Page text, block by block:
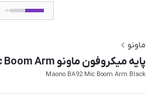
ماونو
پایه میکروفون ماونو Maono BA92 Mic Boom Arm
Maono BA92 Mic Boom Arm Black